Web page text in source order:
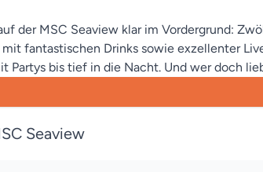
der MSC Seaview klar im Vordergrund:
mit fantastischen Drinks sowie exzellenter
Partys bis tief in die Nacht. Und wer doch
Seaview